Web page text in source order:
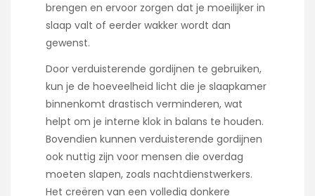
brengen en ervoor zorgen dat je moeilijker in
slaap valt of eerder wakker wordt dan
gewenst.
Door verduisterende gordijnen te gebruiken,
kun je de hoeveelheid licht die je slaapkamer
binnenkomt drastisch verminderen, wat
helpt om je interne klok in balans te houden.
Bovendien kunnen verduisterende gordijnen
ook nuttig zijn voor mensen die overdag
moeten slapen, zoals nachtdienstwerkers.
Het creëren van een volledig donkere